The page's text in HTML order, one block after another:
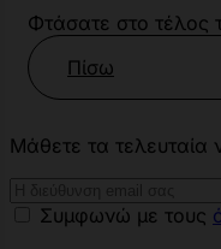
Φτάσατε στο τέλος
Πίσω
Μάθετε τα τελευταία
Συμφωνώ με τους